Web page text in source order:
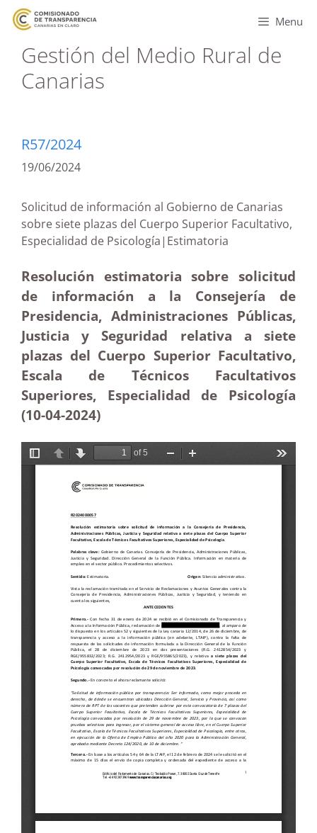
Menu
Gestión del Medio Rural de
Canarias
R57/2024
19/06/2024
Solicitud de información al Gobierno de Canarias
sobre siete plazas del Cuerpo Superior Facultativo,
Especialidad de Psicología|Estimatoria
Resolución estimatoria sobre solicitud
de información a la Consejería de
Presidencia, Administraciones Públicas,
Justicia y Seguridad relativa a siete
plazas del Cuerpo Superior Facultativo,
Escala de Técnicos Facultativos
Superiores, Especialidad de Psicología
(10-04-2024)